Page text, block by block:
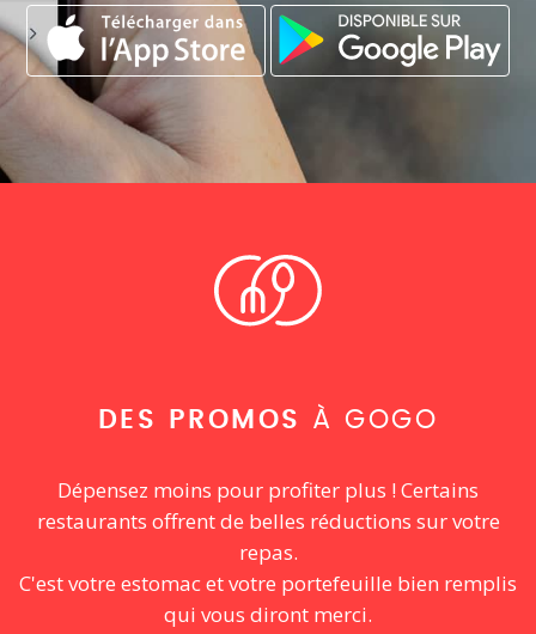
DES PROMOS À GOGO
Dépensez moins pour profiter plus ! Certains
restaurants offrent de belles réductions sur votre
repas.
C'est votre estomac et votre portefeuille bien remplis
qui vous diront merci.